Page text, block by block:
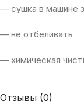
— сушка в машине
— не отбеливать
— химическая
Отзывы (0)